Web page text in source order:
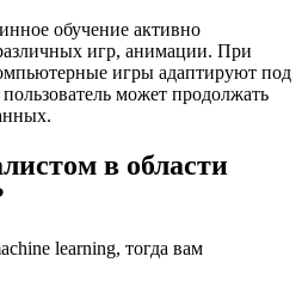
обучение активно
игр, анимации. При
игры адаптируют под
может продолжать
в области
learning, тогда вам